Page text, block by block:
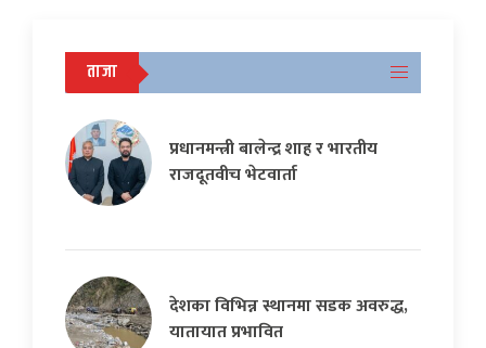
ताजा
प्रधानमन्त्री बालेन्द्र शाह र भारतीय
राजदूतवीच भेटवार्ता
देशका विभिन्न स्थानमा सडक अवरुद्ध,
यातायात प्रभावित